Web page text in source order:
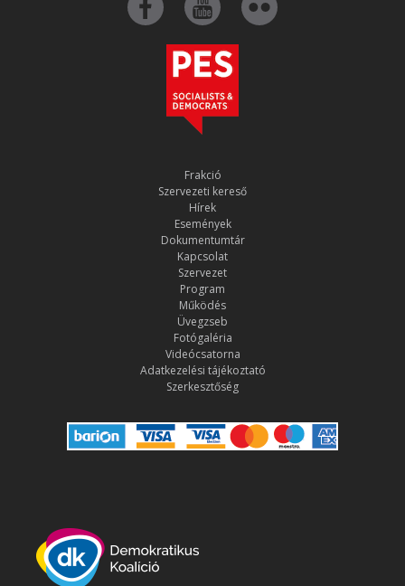
Frakció
Szervezeti kereső
Hírek
Események
Dokumentumtár
Kapcsolat
Szervezet
Program
Működés
Üvegzseb
Fotógaléria
Videócsatorna
Adatkezelési tájékoztató
Szerkesztőség